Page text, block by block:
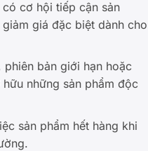
cơ hội tiếp cận sản
giá đặc biệt dành cho
bản giới hạn hoặc
những sản phẩm độc
sản phẩm hết hàng khi